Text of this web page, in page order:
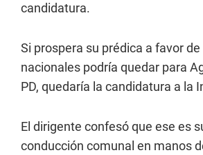
candidatura.
Si prospera su prédica a favor
nacionales podría quedar para
PD, quedaría la candidatura a la
El dirigente confesó que ese es
conducción comunal en manos